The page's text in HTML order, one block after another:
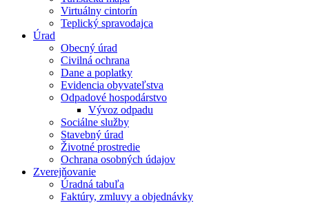
Virtuálny cintorín
Teplický spravodajca
Úrad
Obecný úrad
Civilná ochrana
Dane a poplatky
Evidencia obyvateľstva
Odpadové hospodárstvo
Vývoz odpadu
Sociálne služby
Stavebný úrad
Životné prostredie
Ochrana osobných údajov
Zverejňovanie
Úradná tabuľa
Faktúry, zmluvy a objednávky